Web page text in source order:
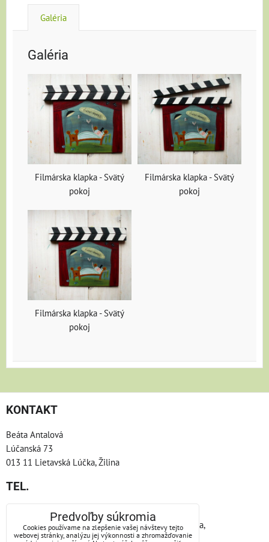
Galéria
Galéria
Filmárska klapka - Svätý
pokoj
Filmárska klapka - Svätý
pokoj
Filmárska klapka - Svätý
pokoj
KONTAKT
Beáta Antalová
Lúčanská 73
013 11 Lietavská Lúčka, Žilina
TEL.
Telefón: +421/904/866665
nie vždy nosím pri sebe telefón, keby som nedvíhala,
skúste telepatiu, alebo zakričte:)))
Predvoľby súkromia
Cookies používame na zlepšenie vašej návštevy tejto
webovej stránky, analýzu jej výkonnosti a zhromažďovanie